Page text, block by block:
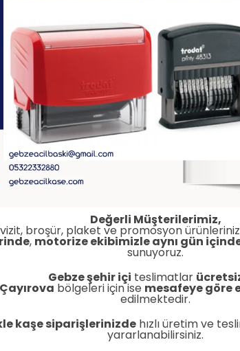
Değerli Müşterilerimiz,
broşür, plaket ve promosyon
, motorize ekibimizle aynı gün
sunuyoruz.
Gebze şehir içi teslimatlar
bölgeleri için ise mesafeye göre
edilmektedir.
kaşe siparişlerinizde hızlı üretim ve
yararlanabilirsiniz.